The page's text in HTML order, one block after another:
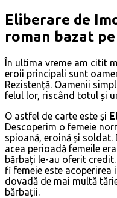
Eliberare de
roman bazat
În ultima vreme am citit
eroii principali sunt
Rezistență. Oamenii
felul lor, riscând totul și
O astfel de carte este și
Descoperim o femeie
spioană, eroină și soldat.
acea perioadă femeile
bărbați le-au oferit
fi femeie este acoperirea
dovadă de mai multă
bărbații.